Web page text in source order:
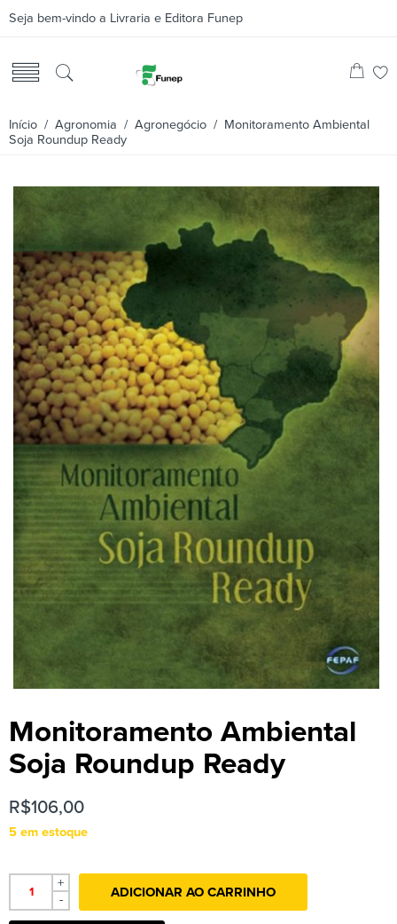
Seja bem-vindo a Livraria e Editora Funep
Início / Agronomia / Agronegócio / Monitoramento Ambiental
Soja Roundup Ready
Monitoramento Ambiental
Soja Roundup Ready
R$106,00
5 em estoque
+
-
ADICIONAR AO CARRINHO